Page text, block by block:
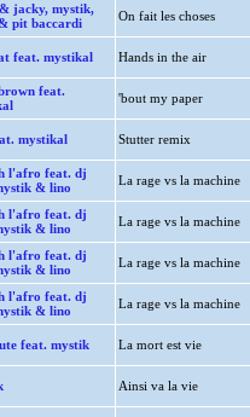
jacky, mystik,
pit baccardi
On fait les choses
feat. mystikal Hands in the air
feat.
'bout my paper
mystikal Stutter remix
l'afro feat. dj
& lino
La rage vs la machine
l'afro feat. dj
& lino
La rage vs la machine
l'afro feat. dj
& lino
La rage vs la machine
l'afro feat. dj
& lino
La rage vs la machine
feat. mystik La mort est vie
Ainsi va la vie